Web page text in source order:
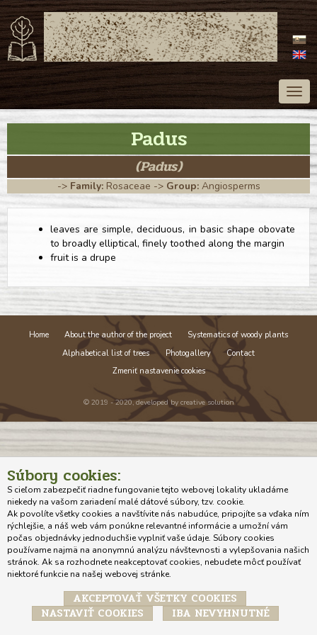
ATLAS OF TREES
OF SLOVAKIA
Padus
(Padus)
-> Family: Rosaceae -> Group: Angiosperms
leaves are simple, deciduous, in basic shape obovate
to broadly elliptical, finely toothed along the margin
fruit is a drupe
Home About the author of the project
Systematics of woody plants
Alphabetical list of trees
Photogallery
Contact
Zmeniť nastavenie cookies
© 2019 - 2020, developed by creative solution
Súbory cookies:
S cieľom zabezpečiť riadne fungovanie tejto webovej lokality ukladáme
niekedy na vašom zariadení malé dátové súbory, tzv. cookie.
Ak povolíte všetky cookies a navštívite nás nabudúce, pripojíte sa vďaka ním
rýchlejšie, a náš web vám ponúkne relevantné informácie a umožní vám
počas objednávky jednoduchšie vyplniť vaše údaje. Súbory cookies
používame najmä na anonymnú analýzu návštevnosti a vylepšovania našich
stránok. Ak sa rozhodnete neakceptovať cookies, nebudete môcť používať
niektoré funkcie na našej webovej stránke.
AKCEPTOVAŤ VŠETKY COOKIES
NASTAVIŤ COOKIES
IBA NEVYHNUTNÉ